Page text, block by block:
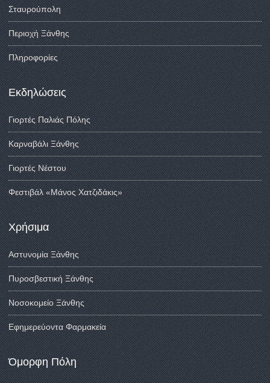
Σταυρούπολη
Περιοχή Ξάνθης
Πληροφορίες
Εκδηλώσεις
Γιορτές Παλιάς Πόλης
Καρναβάλι Ξάνθης
Γιορτές Νέστου
Φεστιβάλ «Μάνος Χατζιδάκις»
Χρήσιμα
Αστυνομία Ξάνθης
Πυροσβεστική Ξάνθης
Νοσοκομείο Ξάνθης
Εφημερεύοντα Φαρμακεία
Όμορφη Πόλη